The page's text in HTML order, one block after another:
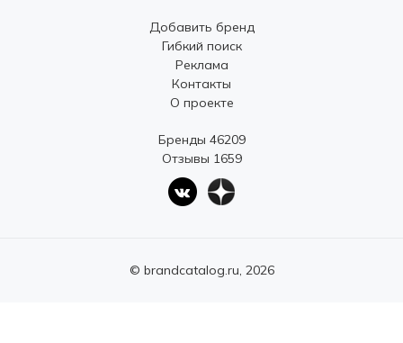
Добавить бренд
Гибкий поиск
Реклама
Контакты
О проекте
Бренды 46209
Отзывы 1659
© brandcatalog.ru, 2026